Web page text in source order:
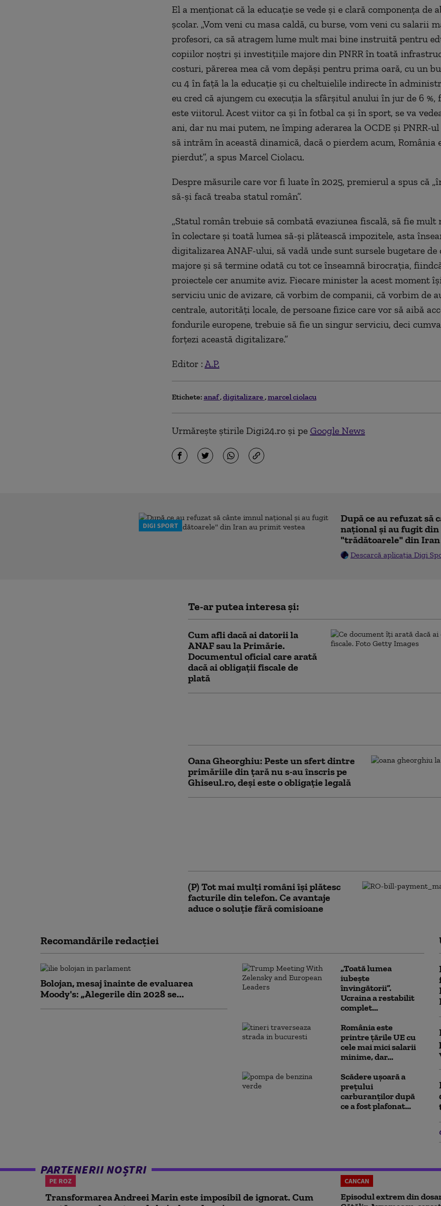
El a menţionat că la educaţie se vede şi e clară componenţa de
şcolar. „Vom veni cu masa caldă, cu burse, vom veni cu salarii
profesori, ca să atragem lume mult mai bine instruită pentru
copiilor noştri şi investiţiile majore din PNRR în toată
costuri, părerea mea că vom depăşi pentru prima oară, cu un
cu 4 în faţă la la educaţie şi cu cheltuielile indirecte în
eu cred că ajungem cu execuţia la sfârşitul anului în jur de 6 %,
este viitorul. Acest viitor ca şi în fotbal ca şi în sport, se va
ani, dar nu mai putem, ne împing aderarea la OCDE şi PNRR-
să intrăm în această dinamică, dacă o pierdem acum, România
pierdut”, a spus Marcel Ciolacu.
Despre măsurile care vor fi luate în 2025, premierul a spus că
să-şi facă treaba statul român”.
„Statul român trebuie să combată evaziunea fiscală, să fie mult
în colectare şi toată lumea să-şi plătească impozitele, asta
digitalizarea ANAF-ului, să vadă unde sunt sursele bugetare
majore şi să termine odată cu tot ce înseamnă birocraţia,
proiectele cer anumite aviz. Fiecare minister la acest moment
serviciu unic de avizare, că vorbim de companii, că vorbim de
centrale, autorităţi locale, de persoane fizice care vor să aibă
fondurile europene, trebuie să fie un singur serviciu, deci
forţezi această digitalizare.”
Editor : A.P.
Etichete: anaf digitalizare marcel ciolacu
Urmărește știrile Digi24.ro și pe Google News
DIGI SPORT
După ce au refuzat să
naţional şi au fugit din
"trădătoarele" din
Descarcă aplicația Digi
Te-ar putea interesa și:
Cum afli dacă ai datorii la
ANAF sau la Primărie.
Documentul oficial care arată
dacă ai obligații fiscale de
plată
Oana Gheorghiu: Peste un sfert dintre
primăriile din țară nu s-au înscris pe
Ghiseul.ro, deși este o obligație legală
(P) Tot mai mulți români își plătesc
facturile din telefon. Ce avantaje
aduce o soluție fără comisioane
Recomandările redacţiei
Bolojan, mesaj înainte de evaluarea
Moody's: „Alegerile din 2028 se...
„Toată lumea
iubește
învingătorii”.
Ucraina a restabilit
complet...
România este
printre țările UE cu
cele mai mici salarii
minime, dar...
Scădere ușoară a
prețului
carburanților după
ce a fost plafonat...
PARTENERII NOȘTRI
PE ROZ
Transformarea Andreei Marin este imposibil de ignorat. Cum
CANCAN
Episodul extrem din